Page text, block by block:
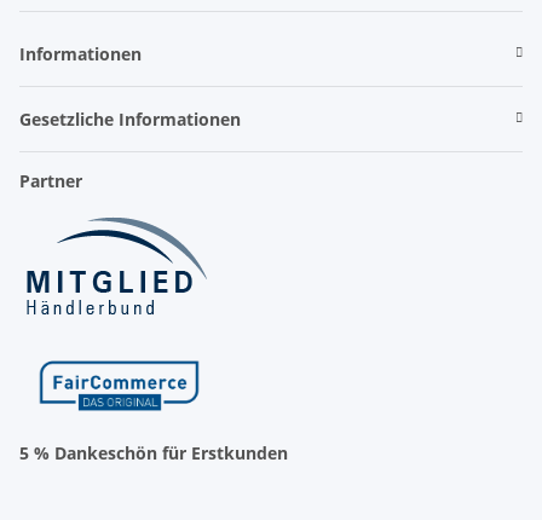
Informationen
Gesetzliche Informationen
Partner
5 % Dankeschön für Erstkunden